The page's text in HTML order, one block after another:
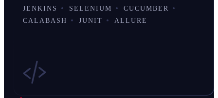
JENKINS SELENIUM
CUCUMBER
CALABASH
JUNIT ALLURE